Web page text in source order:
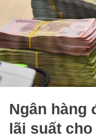
Ngân hàng
lãi suất